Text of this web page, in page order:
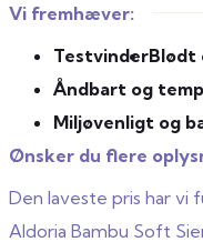
Vi fremhæver:
TestvinderBlødt
Åndbart og
Miljøvenligt og
Ønsker du flere
Den laveste pris har vi
Aldoria Bambu Soft